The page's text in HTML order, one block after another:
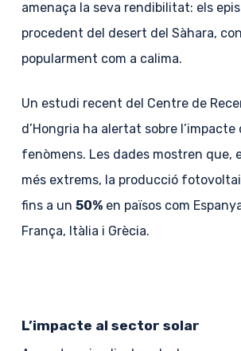
amenaça la seva rendibilitat: els
procedent del desert del Sàhara,
popularment com a calima.
Un estudi recent del Centre de
d’Hongria ha alertat sobre l’impacte
fenòmens. Les dades mostren que,
més extrems, la producció
fins a un 50%en països com
França, Itàlia i Grècia.
L’impacte al sector solar